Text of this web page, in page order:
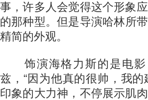
事，许多人会觉得这个形象
的那种型。但是导演哈林所
精简的外观。
饰演海格力斯的是电影
兹，“因为他真的很帅，我
印象的大力神，不停展示肌